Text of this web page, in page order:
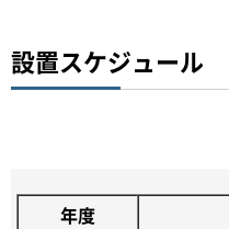
設置スケジュール
年度